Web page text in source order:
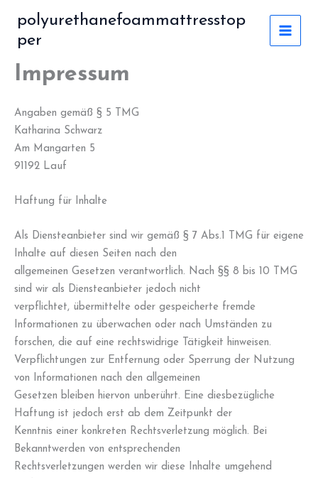
Inhalt
springen
polyurethanefoammattresstop
per
Impressum
Angaben gemäß § 5 TMG
Katharina Schwarz
Am Mangarten 5
91192 Lauf
Haftung für Inhalte
Als Diensteanbieter sind wir gemäß § 7 Abs.1 TMG für eigene
Inhalte auf diesen Seiten nach den
allgemeinen Gesetzen verantwortlich. Nach §§ 8 bis 10 TMG
sind wir als Diensteanbieter jedoch nicht
verpflichtet, übermittelte oder gespeicherte fremde
Informationen zu überwachen oder nach Umständen zu
forschen, die auf eine rechtswidrige Tätigkeit hinweisen.
Verpflichtungen zur Entfernung oder Sperrung der Nutzung
von Informationen nach den allgemeinen
Gesetzen bleiben hiervon unberührt. Eine diesbezügliche
Haftung ist jedoch erst ab dem Zeitpunkt der
Kenntnis einer konkreten Rechtsverletzung möglich. Bei
Bekanntwerden von entsprechenden
Rechtsverletzungen werden wir diese Inhalte umgehend